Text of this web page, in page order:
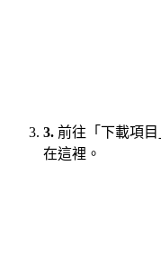
3. 前往「下載項
在這裡。